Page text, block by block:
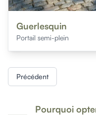
Guerlesquin
Portail semi-plein
Précédent
Pourquoi